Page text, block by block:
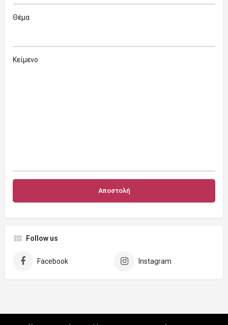
Θέμα
Κείμενο
Follow us
Facebook Instagram